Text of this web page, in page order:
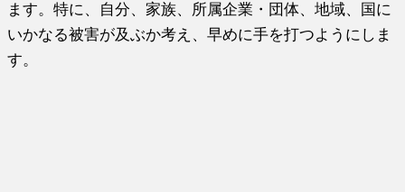
ます。特に、自分、家族、所属企業・団体、地域、国に
いかなる被害が及ぶか考え、早めに手を打つようにしま
す。